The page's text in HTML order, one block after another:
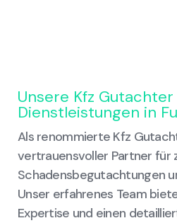
Unsere Kfz Gutachter
Dienstleistungen in
Als renommierte Kfz
vertrauensvoller Partner für
Schadensbegutachtungen
Unser erfahrenes Team
Expertise und einen